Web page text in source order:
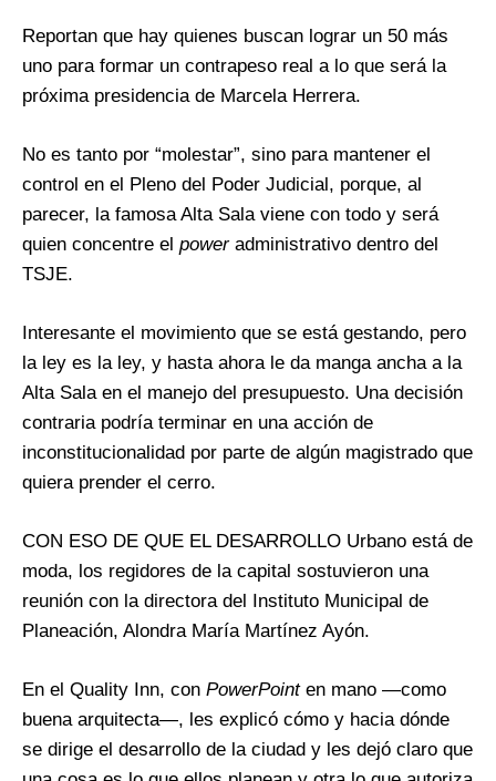
Reportan que hay quienes buscan lograr un 50 más
uno para formar un contrapeso real a lo que será la
próxima presidencia de Marcela Herrera.
No es tanto por “molestar”, sino para mantener el
control en el Pleno del Poder Judicial, porque, al
parecer, la famosa Alta Sala viene con todo y será
quien concentre el poweradministrativo dentro del
TSJE.
Interesante el movimiento que se está gestando, pero
la ley es la ley, y hasta ahora le da manga ancha a la
Alta Sala en el manejo del presupuesto. Una decisión
contraria podría terminar en una acción de
inconstitucionalidad por parte de algún magistrado que
quiera prender el cerro.
CON ESO DE QUE EL DESARROLLO Urbano está de
moda, los regidores de la capital sostuvieron una
reunión con la directora del Instituto Municipal de
Planeación, Alondra María Martínez Ayón.
En el Quality Inn, con PowerPointen mano —como
buena arquitecta—, les explicó cómo y hacia dónde
se dirige el desarrollo de la ciudad y les dejó claro que